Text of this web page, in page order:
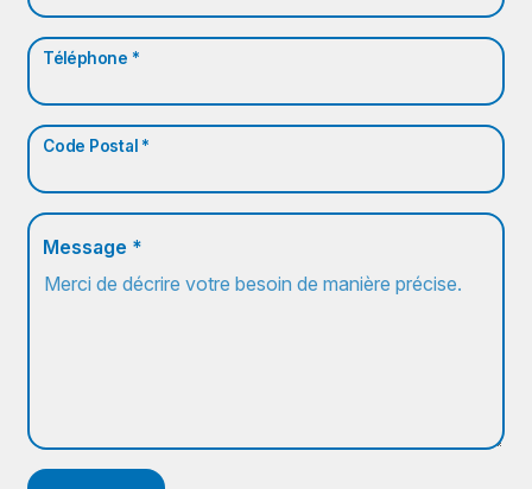
Téléphone *
Code Postal *
Message *